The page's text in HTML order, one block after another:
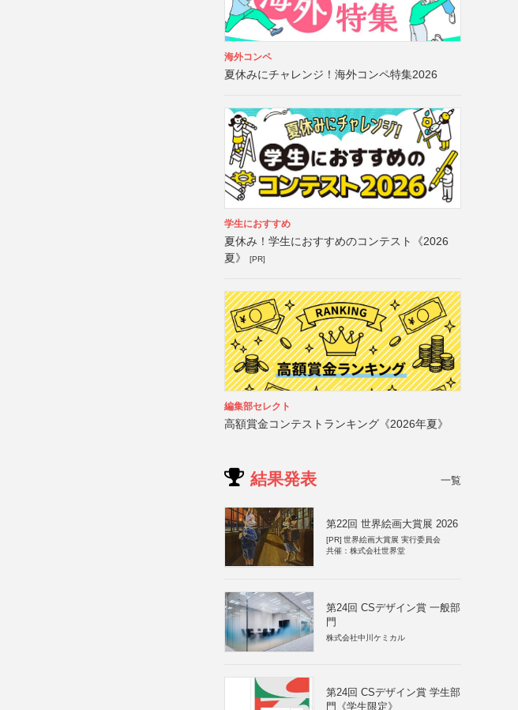
海外コンペ
夏休みにチャレンジ！海外コンペ特集2026
学生におすすめ
夏休み！学生におすすめのコンテスト《2026
夏》
[PR]
編集部セレクト
高額賞金コンテストランキング《2026年夏》
結果発表 一覧
第22回 世界絵画大賞展 2026
[PR] 世界絵画大賞展 実行委員会
共催：株式会社世界堂
第24回 CSデザイン賞 一般部
門
株式会社中川ケミカル
第24回 CSデザイン賞 学生部
門《学生限定》